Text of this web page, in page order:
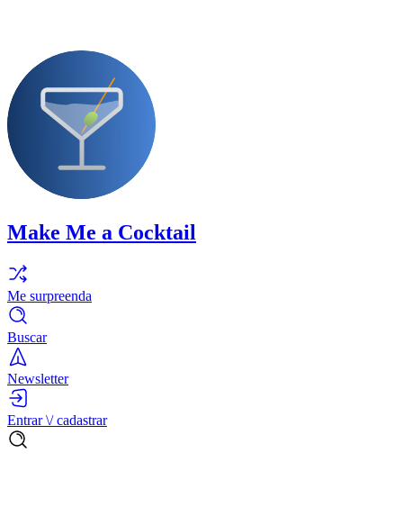
Make Me a Cocktail
Me surpreenda
Buscar
Newsletter
Entrar \/ cadastrar